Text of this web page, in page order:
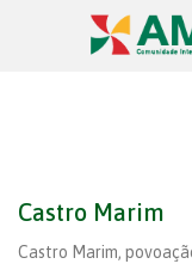
Castro Marim
Castro Marim,